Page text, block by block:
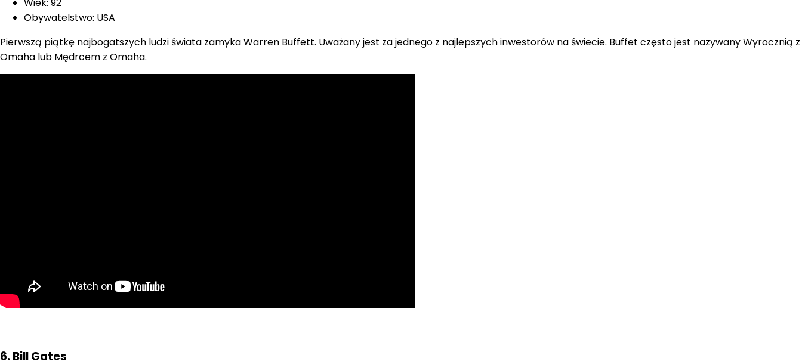
Wiek: 92
Obywatelstwo: USA
Pierwszą piątkę najbogatszych ludzi świata zamyka Warren Buffett. Uważany jest za jednego z najlepszych inwestorów na świecie. Buffet często jest nazywany Wyrocznią z
Omaha lub Mędrcem z Omaha.
6. Bill Gates